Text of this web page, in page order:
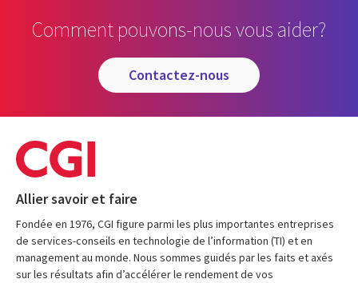
Comment pouvons-nous vous aider?
contactez-nous
Allier savoir et faire
Fondée en 1976, CGI figure parmi les plus importantes entreprises
de services-conseils en technologie de l’information (TI) et en
management au monde. Nous sommes guidés par les faits et axés
sur les résultats afin d’accélérer le rendement de vos